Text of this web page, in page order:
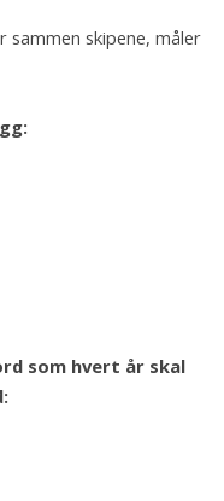
sammen skipene, måler
som hvert år skal